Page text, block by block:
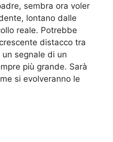
sembra ora voler
lontano dalle
reale. Potrebbe
distacco tra
segnale di un
più grande. Sarà
si evolveranno le